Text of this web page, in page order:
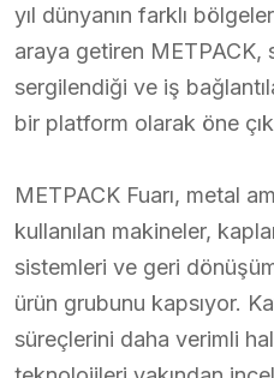
yıl dünyanın farklı
araya getiren METPACK,
sergilendiği ve iş
bir platform olarak öne
METPACK Fuarı, metal
kullanılan makineler,
sistemleri ve geri
ürün grubunu kapsıyor.
süreçlerini daha verimli